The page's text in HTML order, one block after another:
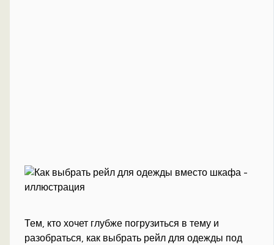
Тем, кто хочет глубже погрузиться в тему и
разобраться, как выбрать рейл для одежды под